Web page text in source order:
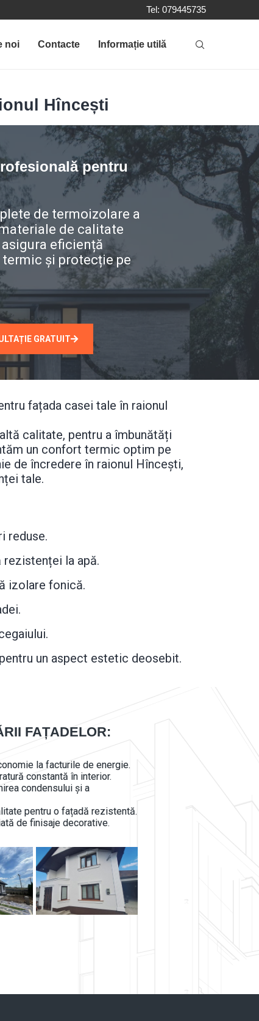
Tel: 079445735
noi Contacte Informație utilă
Hîncești
pentru
de termoizolare a
de calitate
eficiență
și protecție pe
GRATUIT
fațada casei tale în raionul
calitate, pentru a îmbunătăți
un confort termic optim pe
de încredere în raionul Hîncești,
tale.
reduse.
la apă.
izolare fonică.
un aspect estetic deosebit.
FAȚADELOR:
la facturile de energie.
constantă în interior.
condensului și a
pentru o fațadă rezistentă.
de finisaje decorative.